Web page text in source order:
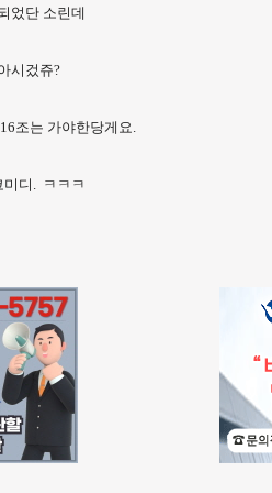
었단 소린데
시겄쥬?
조는 가야한당게요.
미디. ㅋㅋㅋ